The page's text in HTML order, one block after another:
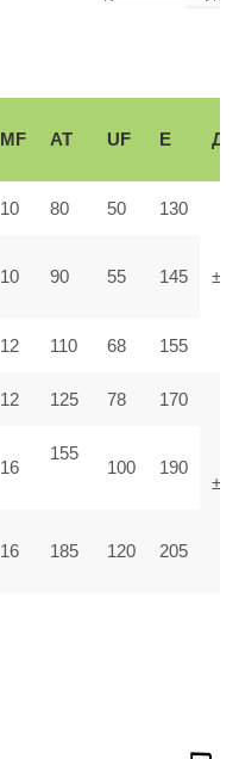
MF AT UF E
10 80 50 130
10 90 55 145
12 110 68 155
12 125 78 170
16
155
100 190
16 185 120 205